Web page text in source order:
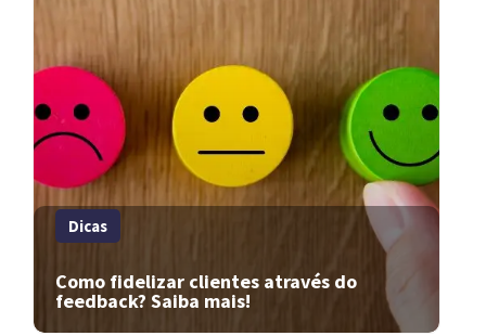
Dicas
Como fidelizar clientes através do
feedback? Saiba mais!